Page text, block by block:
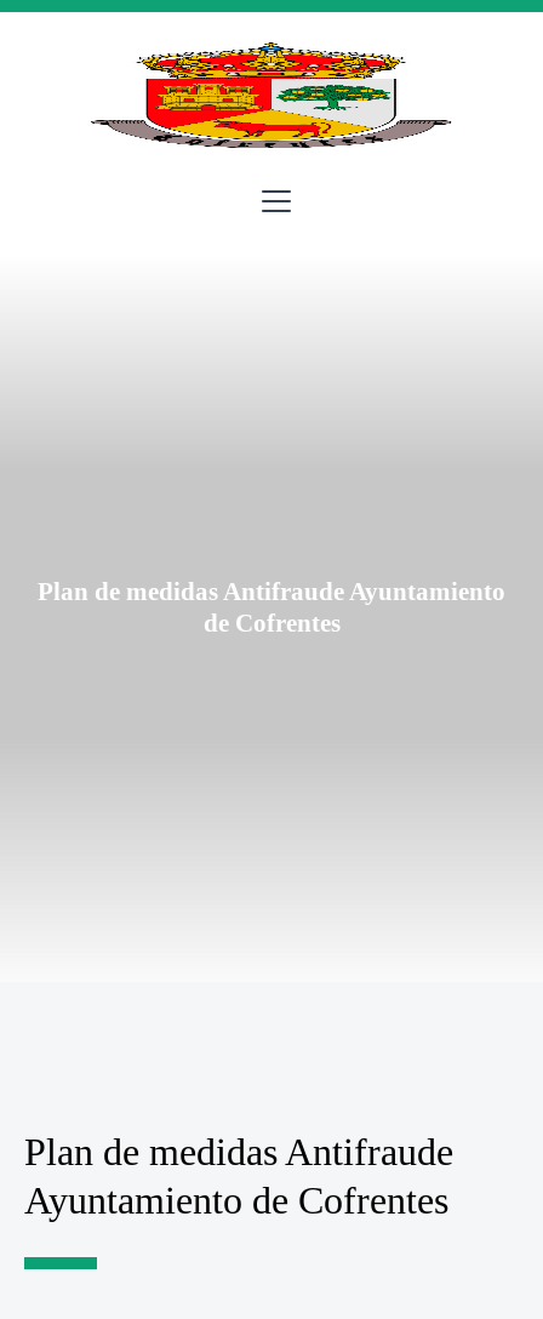
Plan de medidas Antifraude Ayuntamiento
de Cofrentes
Plan de medidas Antifraude
Ayuntamiento de Cofrentes